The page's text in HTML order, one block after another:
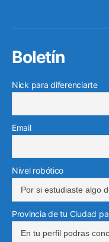
Boletín
Nick para diferenciarte
Email
Nivel robótico
Provincia de tu Ciudad